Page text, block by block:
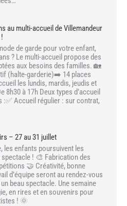
au multi-accueil de Villemandeur
de garde pour votre enfant,
? Le multi-accueil propose des
aux besoins des familles. 🏡
(halte-garderie)➡️ 14 places
les lundis, mardis, jeudis et
8h30 à 17h Deux types d’accueil
:✅ Accueil régulier : sur contrat,
– 27 au 31 juillet
les enfants poursuivent les
! 🎨 Fabrication des
🤝 Créativité, bonne
d’équipe seront au rendez-vous
beau spectacle. Une semaine
en rires et en souvenirs pour
! 🌞